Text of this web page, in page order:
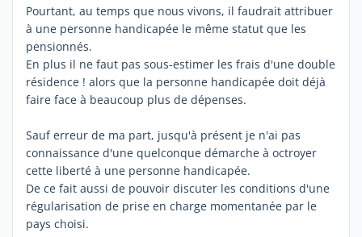
Pourtant, au temps que nous vivons, il faudrait attribuer
à une personne handicapée le même statut que les
pensionnés.
En plus il ne faut pas sous-estimer les frais d'une double
résidence ! alors que la personne handicapée doit déjà
faire face à beaucoup plus de dépenses.
Sauf erreur de ma part, jusqu'à présent je n'ai pas
connaissance d'une quelconque démarche à octroyer
cette liberté à une personne handicapée.
De ce fait aussi de pouvoir discuter les conditions d'une
régularisation de prise en charge momentanée par le
pays choisi.